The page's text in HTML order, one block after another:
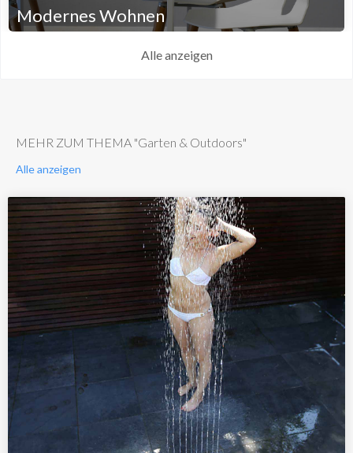
Modernes Wohnen
Alle anzeigen
MEHR ZUM THEMA "Garten & Outdoors"
Alle anzeigen